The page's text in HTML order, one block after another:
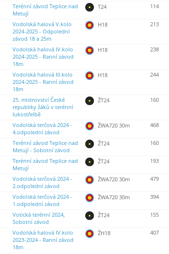
Terénní závod Teplice nad
Metují
T24 114
Vodolská halová V.kolo
2024-2025 - Odpolední
závod 18 a 25m
H18 213
Vodolská halová IV.kolo
2024-2025 - Ranní závod
18m
H18 238
Vodolská halová III.kolo
2024-2025 - Ranní závod
18m
H18 244
25. mistrovství České
republiky žáků v terénní
lukostřelbě
ŽT24 160
Vodolská terčová 2024 -
4.odpolední závod
ŽWA720 30m 468
Terénní závod Teplice nad
Metují - Sobotní závod
ŽT24 160
Terénní závod Teplice nad
Metují
ŽT24 193
Vodolská terčová 2024 -
2.odpolední závod
ŽWA720 30m 479
Vodolská terčová 2024 -
1.odpolední závod
ŽWA720 30m 394
Votická terénní 2024,
Sobotní závod
ŽT24 155
Vodolská halová IV.kolo
2023-2024 - Ranní závod
18m
ŽH18 407